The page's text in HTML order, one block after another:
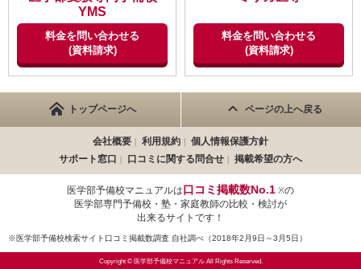
【成績の推移】
学校の成績
時期
入会
(高3)
卒業
(高3)
不適切な口コミを報告する
YMS
料金を問い合わせる
(資料請求)
料金を問い合わせる
(資料請求)
トップページへ ページの上へ戻る
会社概要 利用規約
個人情報保護方針
サポート窓口
口コミに関する問合せ 掲載希望の方へ
医学部予備校マニュアルは口コミ掲載数No.1 ※の
医学部専門予備校・塾・家庭教師の比較・検討が
出来るサイトです！
※医学部予備校検索サイト口コミ掲載数調査 自社調べ（2018年2月9日～3月5日）
Copyright © 医学部予備校マニュアル All Rights Reserved.